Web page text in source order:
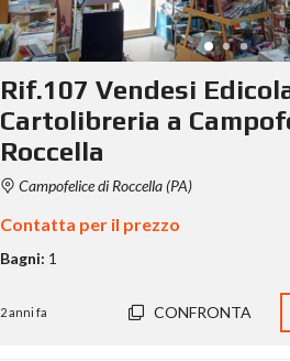
Rif.107 Vendesi
Cartolibreria a
Roccella
Campofelice di Roccella (PA)
Contatta per il prezzo
Bagni: 1
2 anni fa CONFRONTA